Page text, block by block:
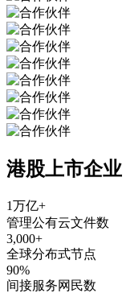
港股上市企业
1万亿+
管理公有云文件数
3,000+
全球分布式节点
90%
间接服务网民数